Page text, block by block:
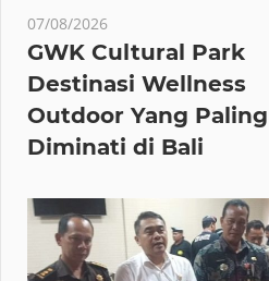
07/08/2026
GWK Cultural Park
Destinasi Wellness
Outdoor Yang Paling
Diminati di Bali